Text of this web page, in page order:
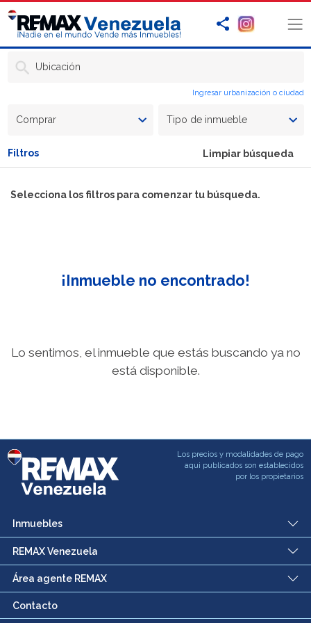
Ubicación
Ingresar urbanización o ciudad
Comprar Tipo de inmueble
Filtros Limpiar búsqueda
Selecciona los filtros para comenzar tu búsqueda.
¡Inmueble no encontrado!
Lo sentimos, el inmueble que estás buscando ya no
está disponible.
Los precios y modalidades de pago
aqui publicados son establecidos
por los propietarios
Inmuebles
REMAX Venezuela
Área agente REMAX
Contacto